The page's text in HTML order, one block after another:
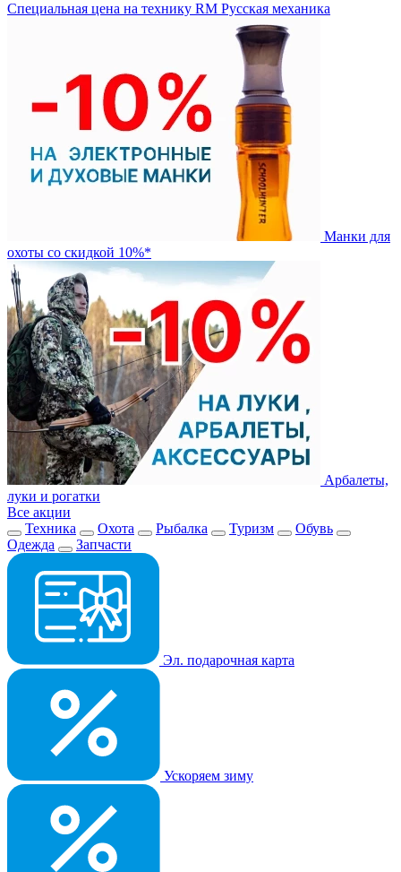
Специальная цена на технику RM Русская механика
Манки для
охоты со скидкой 10%*
Арбалеты,
луки и рогатки
Все акции
Техника
Охота Рыбалка Туризм
Обувь
Одежда
Запчасти
Эл. подарочная карта
Ускоряем зиму